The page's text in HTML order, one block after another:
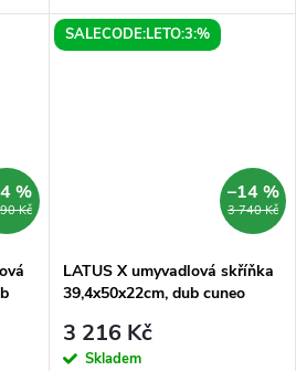
v
moderním designem a rozměry
85x81x47cm se dokonale hodí
Kč
%
SALECODE:LETO:3:%
3 740 Kč
–14 %
LATUS X umyvadlová skříňka
39,4x50x22cm, dub cuneo
3 216 Kč
Skladem